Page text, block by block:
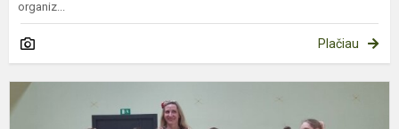
organiz...
Plačiau